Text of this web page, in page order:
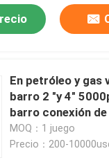
En petróleo y gas
barro 2 "y 4"
barro conexión
conexión de hilo y
unión
MOQ：1 juego
Precio：200-